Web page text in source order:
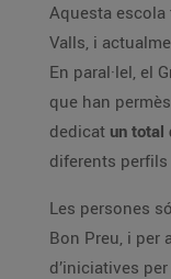
Aquesta escola
Valls, i
En paral·lel, el
que han
dedicat un total
diferents
Les persones
Bon Preu, i per
d’iniciatives